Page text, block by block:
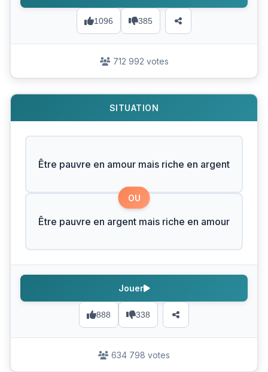
1096 385
712 992 votes
SITUATION
Être pauvre en amour mais riche en argent
OU
Être pauvre en argent mais riche en amour
888 338
Jouer
634 798 votes